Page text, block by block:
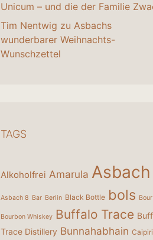
Unicum – und die der Familie
Tim Nentwig zu Asbachs
wunderbarer Weihnachts-
Wunschzettel
TAGS
Alkoholfrei Amarula Asbach
Asbach 8 Bar Berlin Black Bottle bols
Bourbon Whiskey Buffalo Trace
Trace Distillery Bunnahabhain